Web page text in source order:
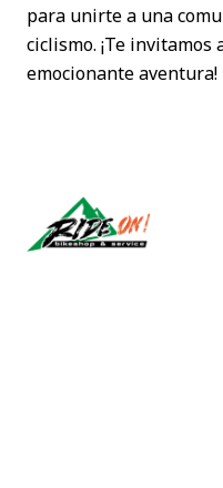
para unirte a una
ciclismo. ¡Te
emocionante aventura!